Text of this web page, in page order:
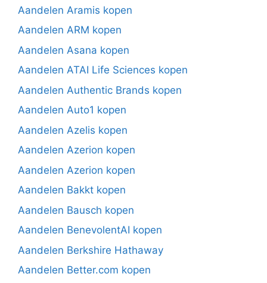
Aandelen Aramis kopen
Aandelen ARM kopen
Aandelen Asana kopen
Aandelen ATAI Life Sciences kopen
Aandelen Authentic Brands kopen
Aandelen Auto1 kopen
Aandelen Azelis kopen
Aandelen Azerion kopen
Aandelen Azerion kopen
Aandelen Bakkt kopen
Aandelen Bausch kopen
Aandelen BenevolentAI kopen
Aandelen Berkshire Hathaway
Aandelen Better.com kopen